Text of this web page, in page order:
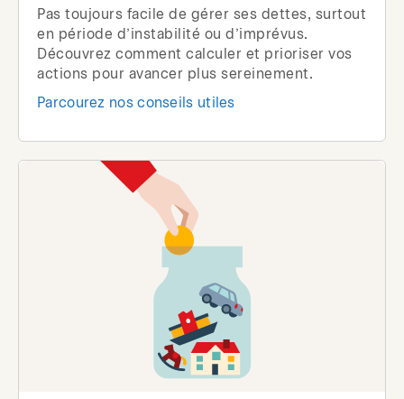
Pas toujours facile de gérer ses dettes, surtout
en période d’instabilité ou d’imprévus.
Découvrez comment calculer et prioriser vos
actions pour avancer plus sereinement.
Parcourez nos conseils utiles